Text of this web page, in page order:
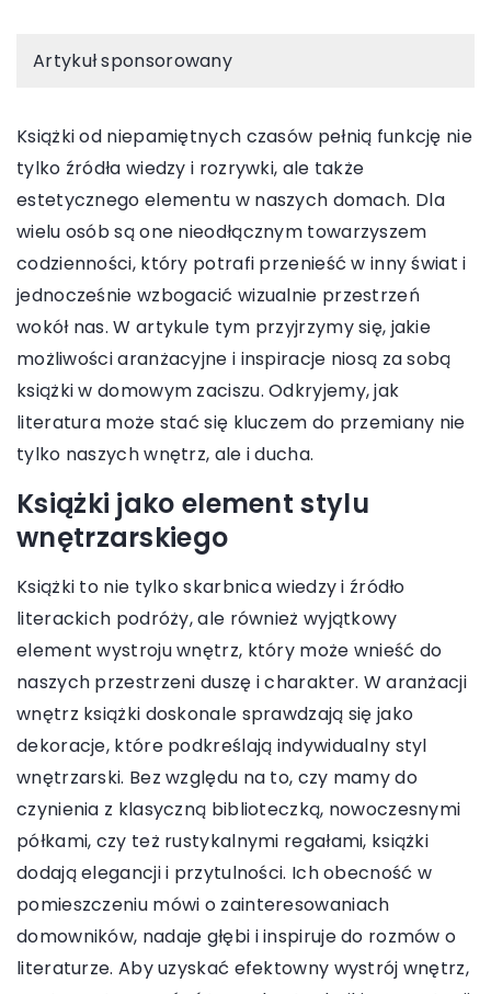
Artykuł sponsorowany
Książki od niepamiętnych czasów pełnią funkcję nie
tylko źródła wiedzy i rozrywki, ale także
estetycznego elementu w naszych domach. Dla
wielu osób są one nieodłącznym towarzyszem
codzienności, który potrafi przenieść w inny świat i
jednocześnie wzbogacić wizualnie przestrzeń
wokół nas. W artykule tym przyjrzymy się, jakie
możliwości aranżacyjne i inspiracje niosą za sobą
książki w domowym zaciszu. Odkryjemy, jak
literatura może stać się kluczem do przemiany nie
tylko naszych wnętrz, ale i ducha.
Książki jako element stylu
wnętrzarskiego
Książki to nie tylko skarbnica wiedzy i źródło
literackich podróży, ale również wyjątkowy
element wystroju wnętrz, który może wnieść do
naszych przestrzeni duszę i charakter. W aranżacji
wnętrz książki doskonale sprawdzają się jako
dekoracje, które podkreślają indywidualny styl
wnętrzarski. Bez względu na to, czy mamy do
czynienia z klasyczną biblioteczką, nowoczesnymi
półkami, czy też rustykalnymi regałami, książki
dodają elegancji i przytulności. Ich obecność w
pomieszczeniu mówi o zainteresowaniach
domowników, nadaje głębi i inspiruje do rozmów o
literaturze. Aby uzyskać efektowny wystrój wnętrz,